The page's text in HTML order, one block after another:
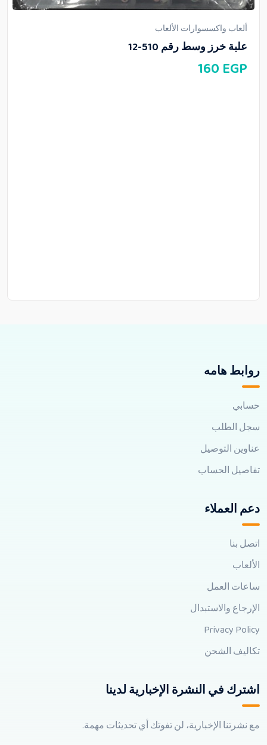
ألعاب واكسسوارات الألعاب
علبة خرز وسط رقم 510-12
160 EGP
روابط هامه
حسابي
سجل الطلب
عناوين التوصيل
تفاصيل الحساب
دعم العملاء
اتصل بنا
الألعاب
ساعات العمل
الإرجاع والاستبدال
Privacy Policy
تكاليف الشحن
اشترك في النشرة الإخبارية لدينا
مع نشرتنا الإخبارية، لن تفوتك أي تحديثات مهمة.